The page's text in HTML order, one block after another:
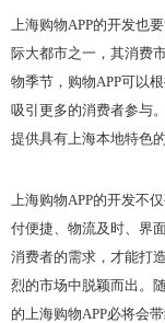
上海购物APP的开发也
际大都市之一，其消费
物季节，购物APP可以
吸引更多的消费者参与
提供具有上海本地特色
上海购物APP的开发不
付便捷、物流及时、界
消费者的需求，才能打
烈的市场中脱颖而出。
的上海购物APP必将会